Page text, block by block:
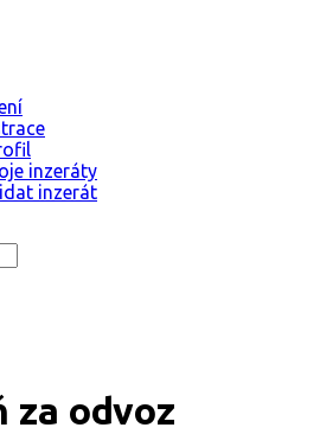
inzeráty
inzerát
za odvoz